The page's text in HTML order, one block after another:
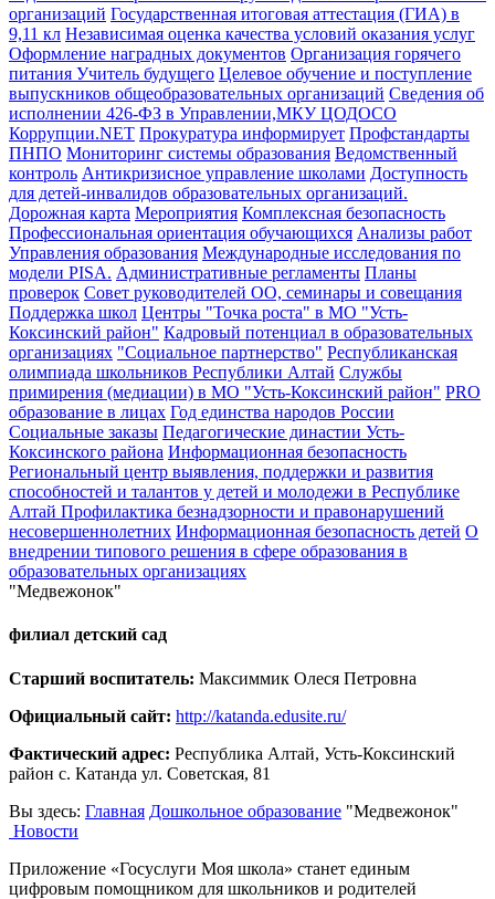
организаций Государственная итоговая аттестация (ГИА) в
9,11 кл Независимая оценка качества условий оказания услуг
Оформление наградных документов Организация горячего
питания Учитель будущего Целевое обучение и поступление
выпускников общеобразовательных организаций Сведения об
исполнении 426-ФЗ в Управлении,МКУ ЦОДОСО
Коррупции.NET Прокуратура информирует Профстандарты
ПНПО Мониторинг системы образования Ведомственный
контроль Антикризисное управление школами Доступность
для детей-инвалидов образовательных организаций.
Дорожная карта Мероприятия Комплексная безопасность
Профессиональная ориентация обучающихся Анализы работ
Управления образования Международные исследования по
модели PISA. Административные регламенты Планы
проверок Совет руководителей ОО, семинары и совещания
Поддержка школ Центры "Точка роста" в МО "Усть-
Коксинский район" Кадровый потенциал в образовательных
организациях "Социальное партнерство" Республиканская
олимпиада школьников Республики Алтай Службы
примирения (медиации) в МО "Усть-Коксинский район" PRO
образование в лицах Год единства народов России
Социальные заказы Педагогические династии Усть-
Коксинского района Информационная безопасность
Региональный центр выявления, поддержки и развития
способностей и талантов у детей и молодежи в Республике
Алтай Профилактика безнадзорности и правонарушений
несовершеннолетних Информационная безопасность детей О
внедрении типового решения в сфере образования в
образовательных организациях
"Медвежонок"
филиал детский сад
Старший воспитатель: Максиммик Олеся Петровна
Официальный сайт: http://katanda.edusite.ru/
Фактический адрес: Республика Алтай, Усть-Коксинский
район с. Катанда ул. Советская, 81
Вы здесь: Главная Дошкольное образование "Медвежонок"
Новости
Приложение «Госуслуги Моя школа» станет единым
цифровым помощником для школьников и родителей